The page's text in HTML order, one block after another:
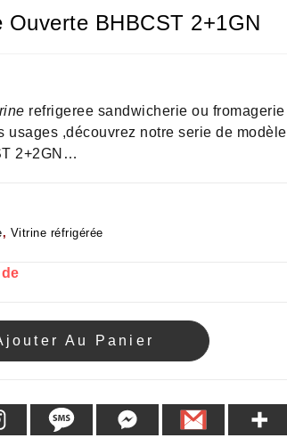
Ouverte BHBCST 2+1GN
refrigeree sandwicherie ou fromagerie
usages ,découvrez notre serie de modèle
2+2GN…
, Vitrine réfrigérée
Au Panier